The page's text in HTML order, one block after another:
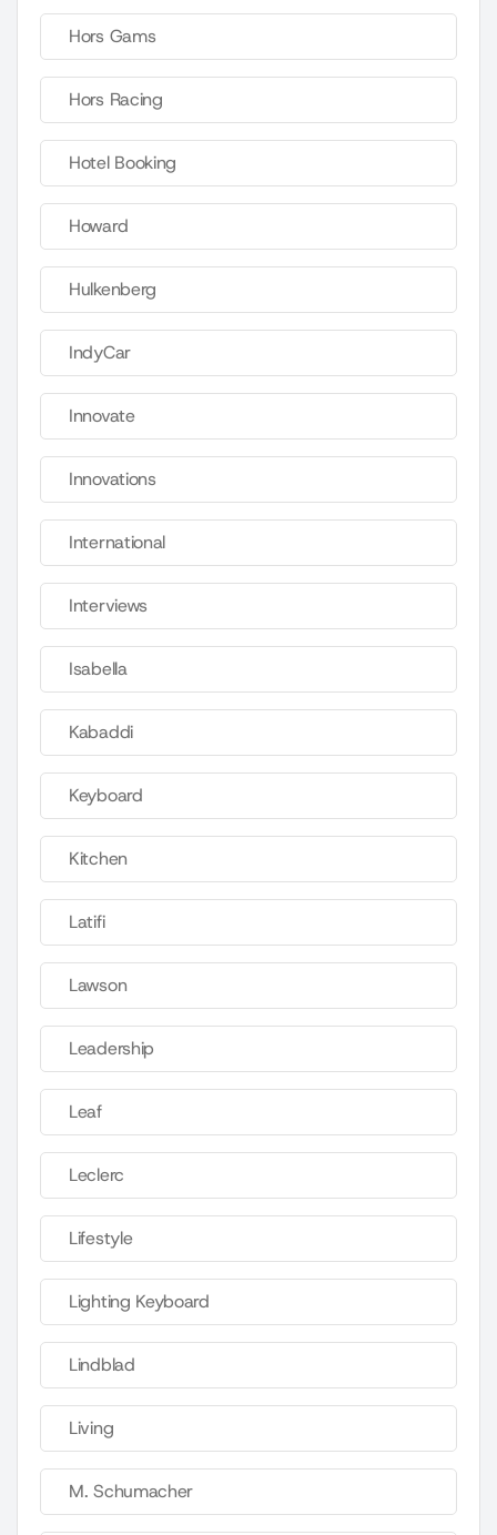
Hors Gams
Hors Racing
Hotel Booking
Howard
Hulkenberg
IndyCar
Innovate
Innovations
International
Interviews
Isabella
Kabaddi
Keyboard
Kitchen
Latifi
Lawson
Leadership
Leaf
Leclerc
Lifestyle
Lighting Keyboard
Lindblad
Living
M. Schumacher